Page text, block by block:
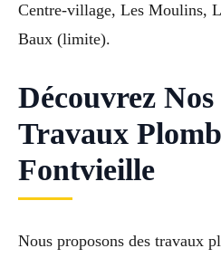
Centre-village, Les Moulins,
Baux (limite).
Découvrez
Travaux
Fontvieille
Nous proposons des travaux